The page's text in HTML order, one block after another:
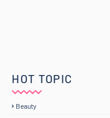
HOT TOPIC
Beauty